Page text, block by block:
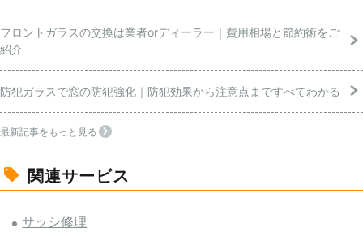
フロントガラスの交換は業者orディーラー｜費用相場と節約術をご
紹介
防犯ガラスで窓の防犯強化｜防犯効果から注意点まですべてわかる
最新記事をもっと見る
関連サービス
サッシ修理